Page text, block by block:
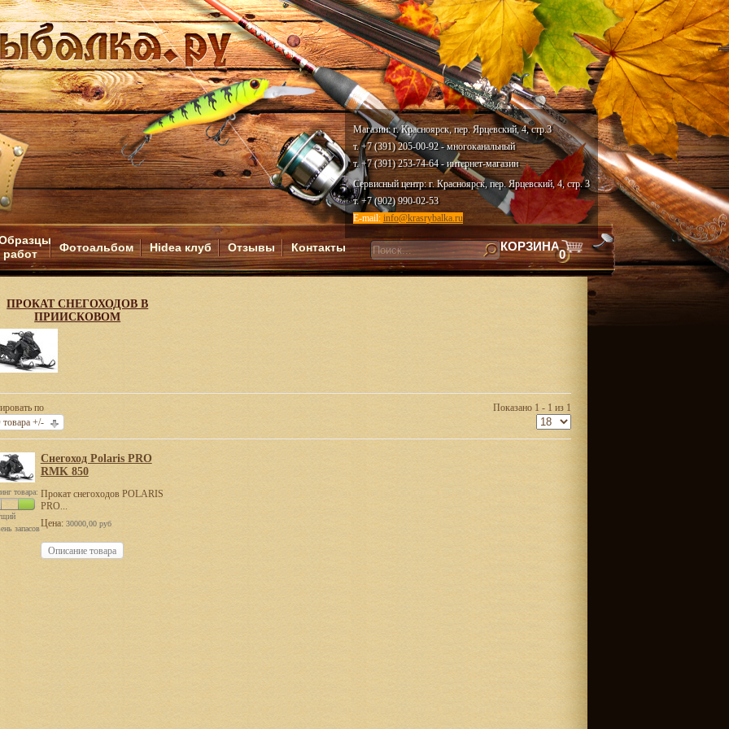
Магазин: г. Красноярск, пер. Ярцевский, 4, стр.3
т. +7 (391) 205-00-92 - многоканальный
т. +7 (391) 253-74-64 - интернет-магазин
Сервисный центр: г. Красноярск, пер. Ярцевский, 4, стр. 3
т. +7 (902) 990-02-53
E-mail: info@krasrybalka.ru
работ
Фотоальбом Hidea клуб Отзывы Контакты
Искать
КОРЗИНА
0
ПРОКАТ СНЕГОХОДОВ В
ПРИИСКОВОМ
по
товара +/-
Показано 1 - 1 из 1
товара:
запасов
Снегоход Polaris PRO
RMK 850
Прокат снегоходов POLARIS
PRO...
Цена: 30000,00 руб
Описание товара